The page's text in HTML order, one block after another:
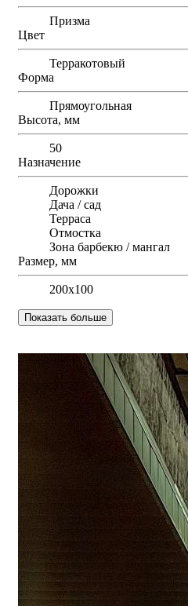
Призма
Цвет
Терракотовый
Форма
Прямоугольная
Высота, мм
50
Назначение
Дорожки
Дача / сад
Терраса
Отмостка
Зона барбекю / мангал
Размер, мм
200х100
Показать больше